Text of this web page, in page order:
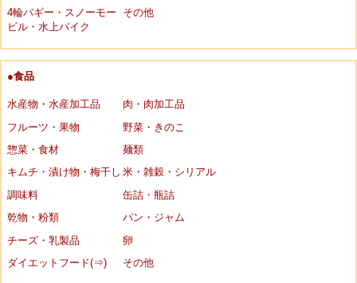
4輪バギー・スノーモー
ビル・水上バイク
その他
●食品
水産物・水産加工品
肉・肉加工品
フルーツ・果物
野菜・きのこ
惣菜・食材
麺類
キムチ・漬け物・梅干し 米・雑穀・シリアル
調味料
缶詰・瓶詰
乾物・粉類
パン・ジャム
チーズ・乳製品
卵
ダイエットフード(⇒)
その他